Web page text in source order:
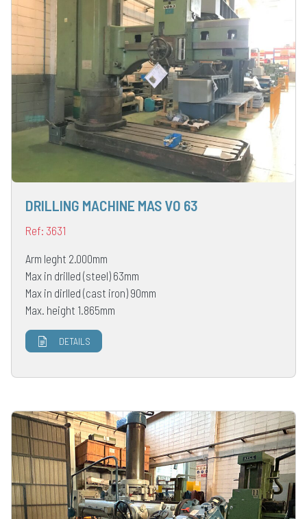
DRILLING MACHINE MAS VO 63
Ref: 3631
Arm leght 2.000mm
Max in drilled (steel) 63mm
Max in dirlled (cast iron) 90mm
Max. height 1.865mm
DETAILS